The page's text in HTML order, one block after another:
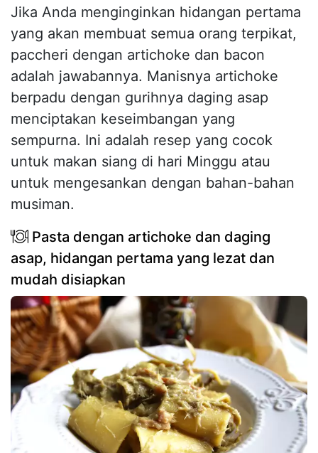
Jika Anda menginginkan hidangan pertama
yang akan membuat semua orang terpikat,
paccheri dengan artichoke dan bacon
adalah jawabannya. Manisnya artichoke
berpadu dengan gurihnya daging asap
menciptakan keseimbangan yang
sempurna. Ini adalah resep yang cocok
untuk makan siang di hari Minggu atau
untuk mengesankan dengan bahan-bahan
musiman.
Pasta dengan artichoke dan daging
asap, hidangan pertama yang lezat dan
mudah disiapkan